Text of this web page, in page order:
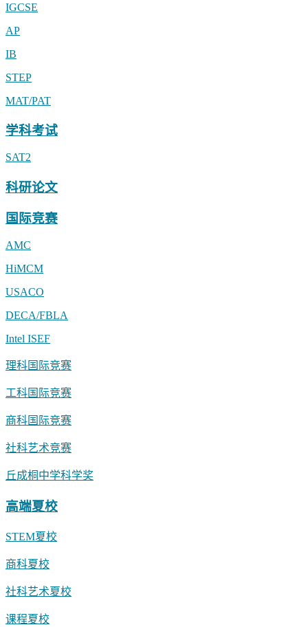
IGCSE
AP
IB
STEP
MAT/PAT
学科考试
SAT2
科研论文
国际竞赛
AMC
HiMCM
USACO
DECA/FBLA
Intel ISEF
理科国际竞赛
工科国际竞赛
商科国际竞赛
社科艺术竞赛
丘成桐中学科学奖
高端夏校
STEM夏校
商科夏校
社科艺术夏校
课程夏校